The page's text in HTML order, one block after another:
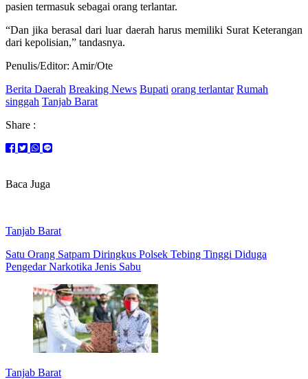
pasien termasuk sebagai orang terlantar.
“Dan jika berasal dari luar daerah harus memiliki Surat Keterangan
dari kepolisian,” tandasnya.
Penulis/Editor: Amir/Ote
Berita Daerah Breaking News Bupati orang terlantar Rumah
singgah Tanjab Barat
Share :
Baca Juga
Tanjab Barat
Satu Orang Satpam Diringkus Polsek Tebing Tinggi Diduga
Pengedar Narkotika Jenis Sabu
Tanjab Barat